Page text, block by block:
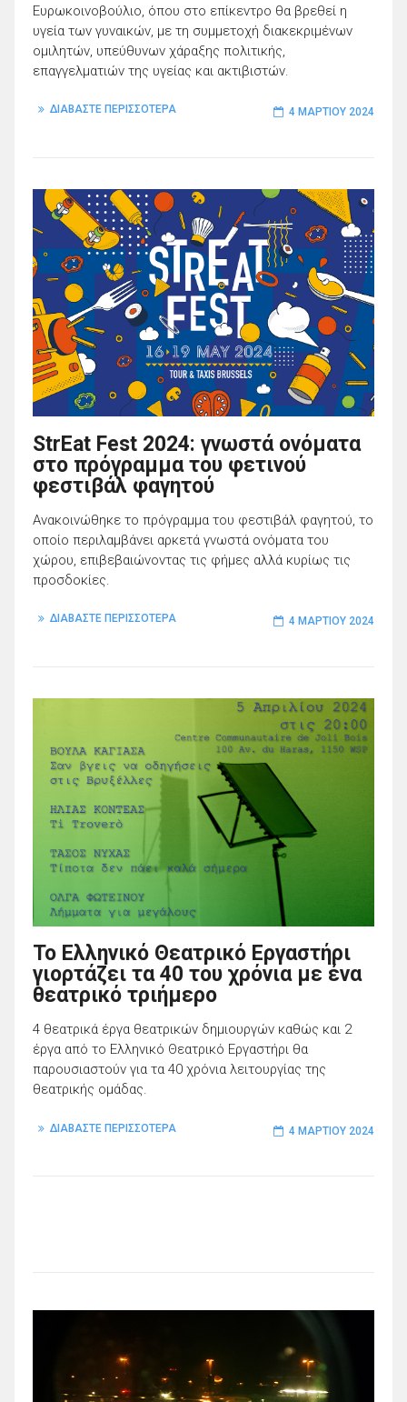
Ευρωκοινοβούλιο, όπου στο επίκεντρο θα βρεθεί η
υγεία των γυναικών, με τη συμμετοχή διακεκριμένων
ομιλητών, υπεύθυνων χάραξης πολιτικής,
επαγγελματιών της υγείας και ακτιβιστών.
ΔΙΑΒΑΣΤΕ ΠΕΡΙΣΣΟΤΕΡΑ 4 ΜΑΡΤΊΟΥ 2024
StrEat Fest 2024: γνωστά ονόματα
στο πρόγραμμα του φετινού
φεστιβάλ φαγητού
Ανακοινώθηκε το πρόγραμμα του φεστιβάλ φαγητού, το
οποίο περιλαμβάνει αρκετά γνωστά ονόματα του
χώρου, επιβεβαιώνοντας τις φήμες αλλά κυρίως τις
προσδοκίες.
ΔΙΑΒΑΣΤΕ ΠΕΡΙΣΣΟΤΕΡΑ 4 ΜΑΡΤΊΟΥ 2024
Το Ελληνικό Θεατρικό Εργαστήρι
γιορτάζει τα 40 του χρόνια με ένα
θεατρικό τριήμερο
4 θεατρικά έργα θεατρικών δημιουργών καθώς και 2
έργα από το Ελληνικό Θεατρικό Εργαστήρι θα
παρουσιαστούν για τα 40 χρόνια λειτουργίας της
θεατρικής ομάδας.
ΔΙΑΒΑΣΤΕ ΠΕΡΙΣΣΟΤΕΡΑ 4 ΜΑΡΤΊΟΥ 2024